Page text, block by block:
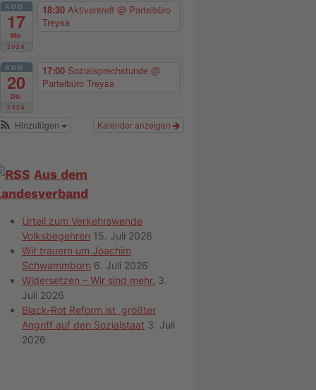
AUG.
17
Mo.
2026
18:30 Aktiventreff @ Parteibüro
Treysa
AUG.
20
Do.
2026
17:00 Sozialsprechstunde @
Parteibüro Treysa
Kalender anzeigen
Hinzufügen
Aus dem
Urteil zum Verkehrswende
Volksbegehren 15. Juli 2026
Wir trauern um Joachim
Schwammborn 6. Juli 2026
Widersetzen – Wir sind mehr. 3.
Juli 2026
Black-Rot Reform ist größter
Angriff auf den Sozialstaat 3. Juli
2026